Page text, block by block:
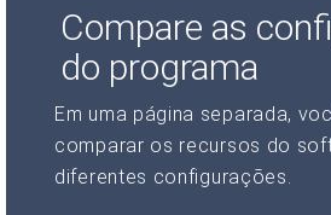
Compare as
do programa
Em uma página separada,
comparar os recursos do
diferentes configurações.